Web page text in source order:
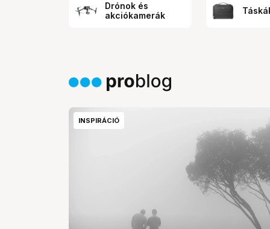
Drónok és
akciókamerák
INSPIRÁCIÓ